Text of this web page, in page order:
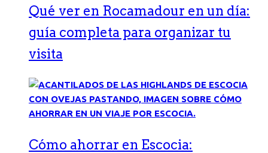
Qué ver en Rocamadour en un día:
guía completa para organizar tu
visita
Cómo ahorrar en Escocia: